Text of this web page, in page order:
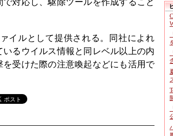
対応し、駆除ツールを作成すること
イルとして提供される。同社によれ
るウイルス情報と同レベル以上の内
受けた際の注意喚起などにも活用で